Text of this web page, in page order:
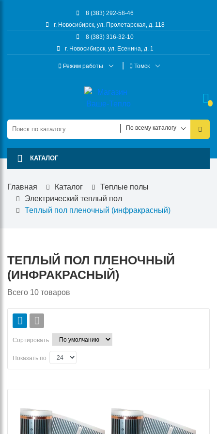
8 (383) 292-58-46
г. Новосибирск, ул. Пролетарская, д. 118
8 (383) 316-32-10
г. Новосибирск, ул. Есенина, д. 1
Режим работы Томск
По всему каталогу
КАТАЛОГ
Главная Каталог
Теплые полы
Электрический теплый пол
Теплый пол пленочный (инфракрасный)
ТЕПЛЫЙ ПОЛ ПЛЕНОЧНЫЙ
(ИНФРАКРАСНЫЙ)
Всего 10 товаров
Сортировать
Показать по